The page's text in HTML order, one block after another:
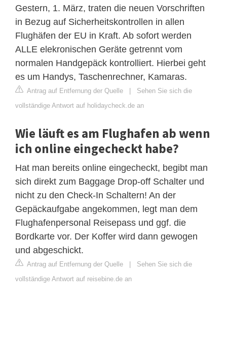
Gestern, 1. März, traten die neuen Vorschriften
in Bezug auf Sicherheitskontrollen in allen
Flughäfen der EU in Kraft. Ab sofort werden
ALLE elekronischen Geräte getrennt vom
normalen Handgepäck kontrolliert. Hierbei geht
es um Handys, Taschenrechner, Kamaras.
Antrag auf Entfernung der Quelle | Sehen Sie sich die
vollständige Antwort auf holidaycheck.de an
Wie läuft es am Flughafen ab wenn
ich online eingecheckt habe?
Hat man bereits online eingecheckt, begibt man
sich direkt zum Baggage Drop-off Schalter und
nicht zu den Check-In Schaltern! An der
Gepäckaufgabe angekommen, legt man dem
Flughafenpersonal Reisepass und ggf. die
Bordkarte vor. Der Koffer wird dann gewogen
und abgeschickt.
Antrag auf Entfernung der Quelle | Sehen Sie sich die
vollständige Antwort auf reisebine.de an